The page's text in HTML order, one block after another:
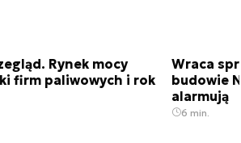
Rynek mocy
firm paliwowych i rok
Wraca
budowie
alarmują
6 min.